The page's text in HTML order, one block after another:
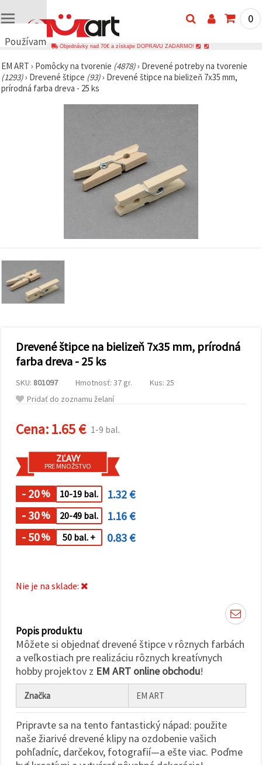
Používame
🍪
Používame
cookies a
zobrazovali
reklamu, aj
s pomocou
partnerov
Môžete
súhlasiť s
používaním
súborov
cookie
kliknutím
Alebo
uviesť svoje
preferencie
Nastaveniach
výberom
daného
typu
súborov
cookie a
kliknutím
na tlačidlo
Prijať
0
Objednávky nad 70€ a získajte DOPRAVU ZADARMO!
EM ART › Pomôcky na tvorenie (4878)› Drevené potreby na tvorenie
(1293)› Drevené štipce (93)› Drevené štipce na bielizeň 7x35 mm,
prírodná farba dreva - 25 ks
Drevené štipce na bielizeň 7x35 mm, prírodná
farba dreva - 25 ks
SKU: 801097 Hmotnosť: 37 gr.
Kus: 25
Pridať do zoznamu želaní
Cena:1.65 € 1-9 bal.
ZĽAVY
PRE MNOŽSTVO
- 20% 10-19 bal.
1.32 €
- 30% 20-49 bal.
1.16 €
- 50% 50 bal. + 0.83 €
Nie je na sklade:
Popis produktu
Môžete si objednať drevené štipce v rôznych farbách
a veľkostiach pre realizáciu rôznych kreatívnych
hobby projektov z EM ART online obchodu!
Značka EM ART
Pripravte sa na tento fantastický nápad: použite
naše žiarivé drevené klipy na ozdobenie vašich
pohľadníc, darčekov, fotografií—a ešte viac. Poďme